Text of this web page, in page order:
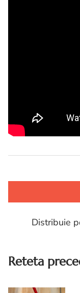
Distribuie
Reteta